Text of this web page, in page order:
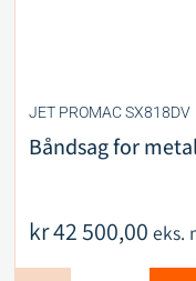
JET PROMAC SX818DV
Båndsag for
kr42 500,00 eks.